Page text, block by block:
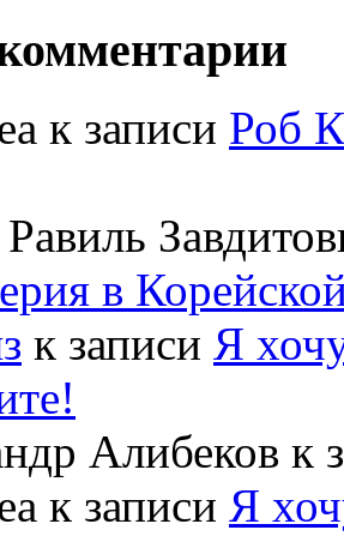
к записи Роб
в
к записи Я
Алибеков к
к записи Я